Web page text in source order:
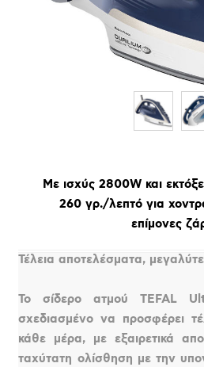
Με ισχύς 2800W και
260 γρ./λεπτό για
επίμονες
Τέλεια αποτελέσματα,
Το σίδερο ατμού TEFAL
σχεδιασμένο να προσφέρει
κάθε μέρα, με εξαιρετικά
ταχύτατη ολίσθηση με την